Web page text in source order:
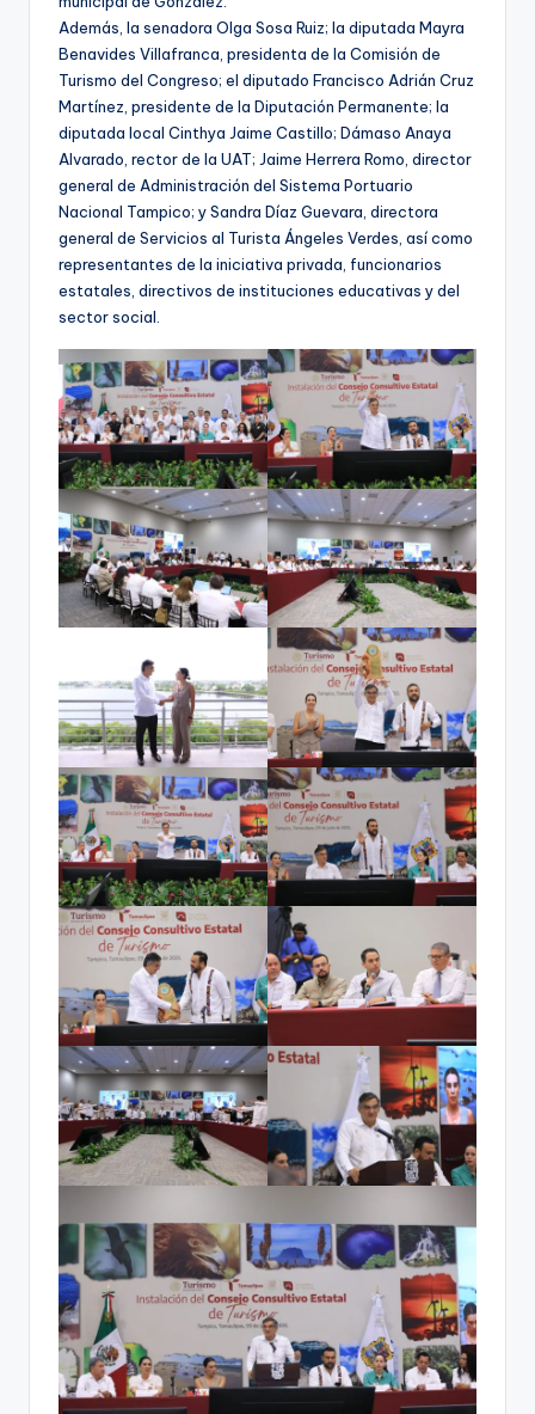
Además, la senadora Olga Sosa Ruiz; la diputada Mayra
Benavides Villafranca, presidenta de la Comisión de
Turismo del Congreso; el diputado Francisco Adrián Cruz
Martínez, presidente de la Diputación Permanente; la
diputada local Cinthya Jaime Castillo; Dámaso Anaya
Alvarado, rector de la UAT; Jaime Herrera Romo, director
general de Administración del Sistema Portuario
Nacional Tampico; y Sandra Díaz Guevara, directora
general de Servicios al Turista Ángeles Verdes, así como
representantes de la iniciativa privada, funcionarios
estatales, directivos de instituciones educativas y del
sector social.